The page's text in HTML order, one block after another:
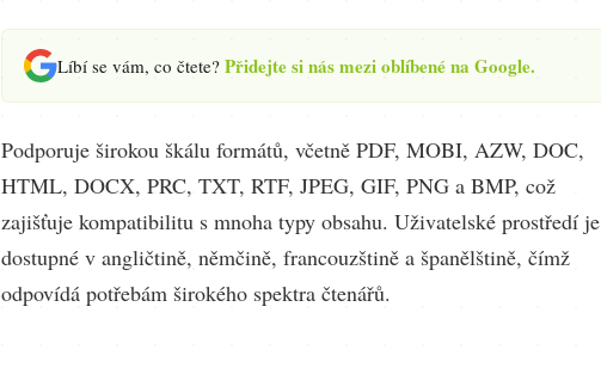
Líbí se vám, co čtete? Přidejte si nás mezi oblíbené na Google.
Podporuje širokou škálu formátů, včetně PDF, MOBI, AZW, DOC,
HTML, DOCX, PRC, TXT, RTF, JPEG, GIF, PNG a BMP, což
zajišťuje kompatibilitu s mnoha typy obsahu. Uživatelské prostředí je
dostupné v angličtině, němčině, francouzštině a španělštině, čímž
odpovídá potřebám širokého spektra čtenářů.